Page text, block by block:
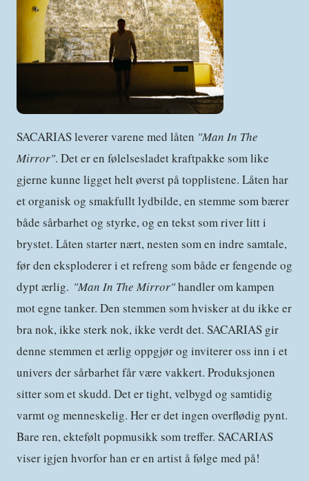
SACARIAS leverer varene med låten "Man In The
Mirror". Det er en følelsesladet kraftpakke som like
gjerne kunne ligget helt øverst på topplistene. Låten har
et organisk og smakfullt lydbilde, en stemme som bærer
både sårbarhet og styrke, og en tekst som river litt i
brystet. Låten starter nært, nesten som en indre samtale,
før den eksploderer i et refreng som både er fengende og
dypt ærlig. "Man In The Mirror"handler om kampen
mot egne tanker. Den stemmen som hvisker at du ikke er
bra nok, ikke sterk nok, ikke verdt det. SACARIAS gir
denne stemmen et ærlig oppgjør og inviterer oss inn i et
univers der sårbarhet får være vakkert. Produksjonen
sitter som et skudd. Det er tight, velbygd og samtidig
varmt og menneskelig. Her er det ingen overflødig pynt.
Bare ren, ektefølt popmusikk som treffer. SACARIAS
viser igjen hvorfor han er en artist å følge med på!